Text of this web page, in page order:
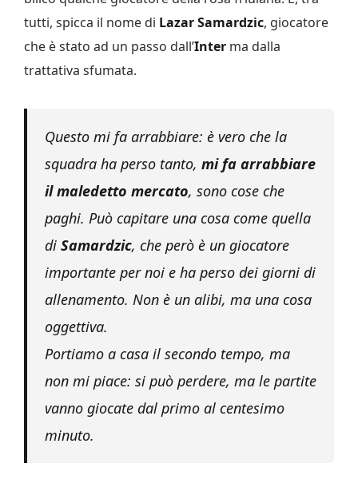
tutti, spicca il nome di Lazar Samardzic, giocatore
che è stato ad un passo dall’Inter ma dalla
trattativa sfumata.
Questo mi fa arrabbiare: è vero che la
squadra ha perso tanto, mi fa arrabbiare
il maledetto mercato, sono cose che
paghi. Può capitare una cosa come quella
di Samardzic, che però è un giocatore
importante per noi e ha perso dei giorni di
allenamento. Non è un alibi, ma una cosa
oggettiva.
Portiamo a casa il secondo tempo, ma
non mi piace: si può perdere, ma le partite
vanno giocate dal primo al centesimo
minuto.